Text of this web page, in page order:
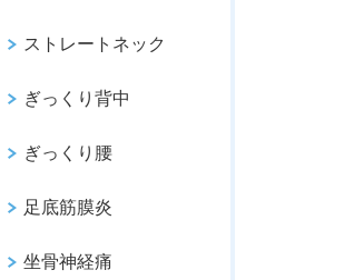
ストレートネック
ぎっくり背中
ぎっくり腰
足底筋膜炎
坐骨神経痛